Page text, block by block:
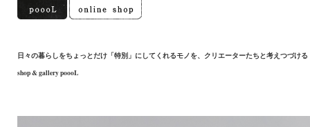
日々の暮らしをちょっとだけ「特別」にしてくれるモノを、クリエーターたちと考えつづける
shop & gallery poooL